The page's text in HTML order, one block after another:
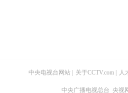
中央电视台网站 关于CCTV.com 人
中央广播电视总台 央视